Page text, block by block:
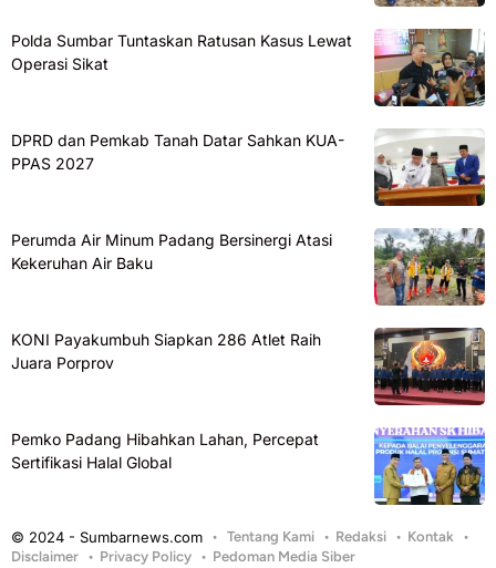
Polda Sumbar Tuntaskan Ratusan Kasus Lewat
Operasi Sikat
DPRD dan Pemkab Tanah Datar Sahkan KUA-
PPAS 2027
Perumda Air Minum Padang Bersinergi Atasi
Kekeruhan Air Baku
KONI Payakumbuh Siapkan 286 Atlet Raih
Juara Porprov
Pemko Padang Hibahkan Lahan, Percepat
Sertifikasi Halal Global
© 2024 - Sumbarnews.com Tentang Kami Redaksi
Kontak
Disclaimer
Privacy Policy Pedoman Media Siber